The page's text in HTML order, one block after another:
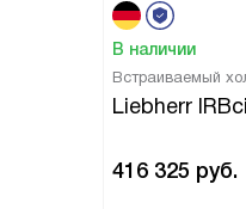
В наличии
Встраиваемый
Liebherr
416 325 руб.